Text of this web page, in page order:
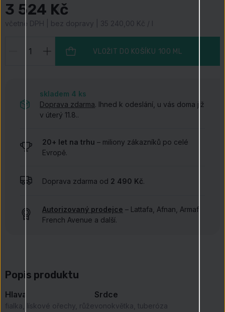
3 524 Kč
včetně DPH | bez dopravy | 35 240,00 Kč / l
VLOŽIT DO KOŠÍKU 100 ML
skladem 4 ks
Doprava zdarma. Ihned k odeslání, u vás doma již
v úterý 11.8..
20+ let na trhu – miliony zákazníků po celé
Evropě.
Doprava zdarma od 2 490 Kč.
Autorizovaný prodejce – Lattafa, Afnan, Armaf,
French Avenue a další.
Popis produktu
Hlava
fialka, lískové ořechy, růže
Srdce
vonokvětka, tuberóza